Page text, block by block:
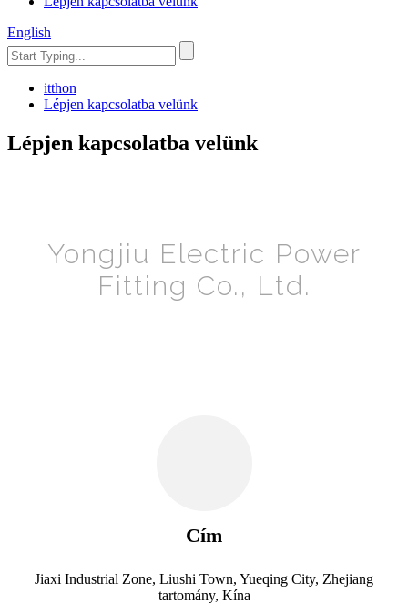
English
itthon
Lépjen kapcsolatba velünk
Lépjen kapcsolatba velünk
Yongjiu Electric Power
Fitting Co., Ltd.
Cím
Jiaxi Industrial Zone, Liushi Town, Yueqing City, Zhejiang
tartomány, Kína